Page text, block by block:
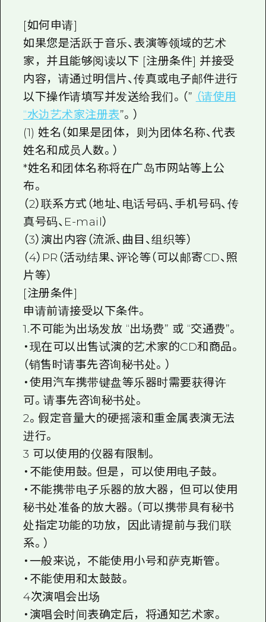
[如何申请]
如果您是活跃于音乐、表演等领域的艺术
家，并且能够阅读以下 [注册条件] 并接受
内容，请通过明信片、传真或电子邮件进行
以下操作请填写并发送给我们。（” （请使用
“水边艺术家注册表”。）
(1) 姓名（如果是团体，则为团体名称、代表
姓名和成员人数。）
*姓名和团体名称将在广岛市网站等上公
布。
（2）联系方式（地址、电话号码、手机号码、传
真号码、E-mail）
（3）演出内容（流派、曲目、组织等）
（4）PR（活动结果、评论等（可以邮寄CD、照
片等）
[注册条件]
申请前请接受以下条件。
1.不可能为出场发放 “出场费” 或 “交通费”。
・现在可以出售试演的艺术家的CD和商品。
（销售时请事先咨询秘书处。）
・使用汽车携带键盘等乐器时需要获得许
可。请事先咨询秘书处。
2。假定音量大的硬摇滚和重金属表演无法
进行。
3 可以使用的仪器有限制。
・不能使用鼓。但是，可以使用电子鼓。
・不能携带电子乐器的放大器，但可以使用
秘书处准备的放大器。（可以携带具有秘书
处指定功能的功放，因此请提前与我们联
系。）
・一般来说，不能使用小号和萨克斯管。
・不能使用和太鼓鼓。
4次演唱会出场
・演唱会时间表确定后，将通知艺术家。